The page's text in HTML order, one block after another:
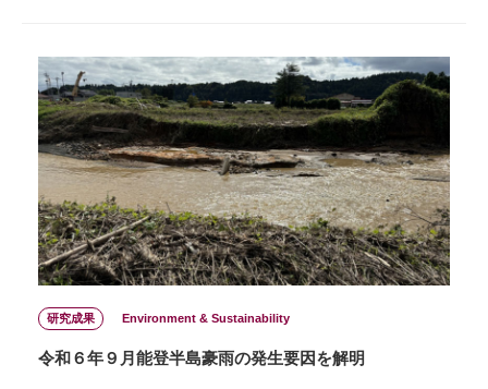
研究成果 Environment & Sustainability
令和６年９月能登半島豪雨の発生要因を解明